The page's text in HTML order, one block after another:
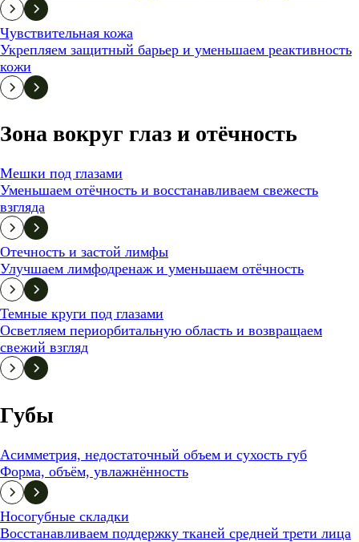
Чувствительная кожа
Укрепляем защитный барьер и уменьшаем реактивность
кожи
Зона вокруг глаз и отёчность
Мешки под глазами
Уменьшаем отёчность и восстанавливаем свежесть
взгляда
Отечность и застой лимфы
Улучшаем лимфодренаж и уменьшаем отёчность
Темные круги под глазами
Осветляем периорбитальную область и возвращаем
свежий взгляд
Губы
Асимметрия, недостаточный объем и сухость губ
Форма, объём, увлажнённость
Носогубные складки
Восстанавливаем поддержку тканей средней трети лица